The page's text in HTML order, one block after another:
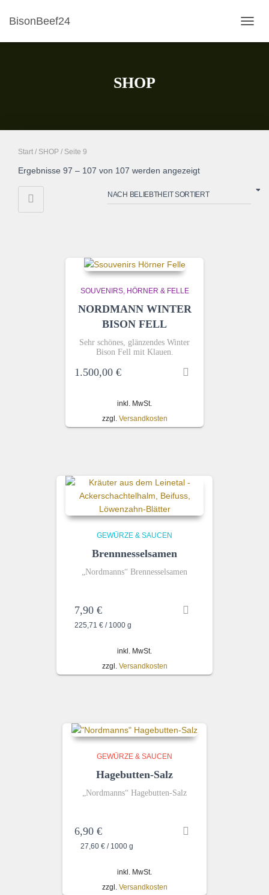
BisonBeef24
SHOP
Start / SHOP / Seite 9
Ergebnisse 97 – 107 von 107 werden angezeigtNach
sortiert
SOUVENIRS, HÖRNER & FELLE
NORDMANN WINTER
BISON FELL
Sehr schönes, glänzendes Winter
Bison Fell mit Klauen.
1.500,00 €
inkl. MwSt.
zzgl. Versandkosten
GEWÜRZE & SAUCEN
Brennnesselsamen
„Nordmanns“ Brennesselsamen
7,90 €
225,71 € / 1000 g
inkl. MwSt.
zzgl. Versandkosten
GEWÜRZE & SAUCEN
Hagebutten-Salz
„Nordmanns“ Hagebutten-Salz
6,90 €
27,60 € / 1000 g
inkl. MwSt.
zzgl. Versandkosten